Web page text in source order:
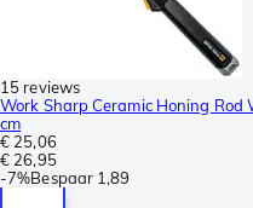
15 reviews
Work Sharp Ceramic Honing Rod
cm
€ 25,06
€ 26,95
-7%Bespaar 1,89